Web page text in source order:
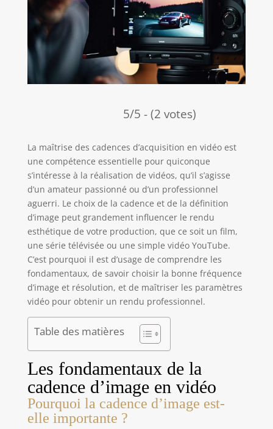
5/5 - (2 votes)
La maîtrise des cadences d’acquisition en vidéo est
une compétence essentielle pour quiconque
s’intéresse à la réalisation de vidéos, qu’il s’agisse
d’un amateur passionné ou d’un professionnel
aguerri. Le choix de la cadence et de la définition
d’image peut grandement influencer le rendu
esthétique de votre production, que ce soit un film,
une série télévisée ou une simple vidéo YouTube.
C’est pourquoi il est d’usage de comprendre les
fondamentaux, de savoir choisir la bonne fréquence
d’image et résolution, et de maîtriser les paramètres
vidéo pour obtenir un rendu professionnel.
Table des matières
Les fondamentaux de la
cadence d’image en vidéo
Pourquoi la cadence d’image est-
elle importante ?